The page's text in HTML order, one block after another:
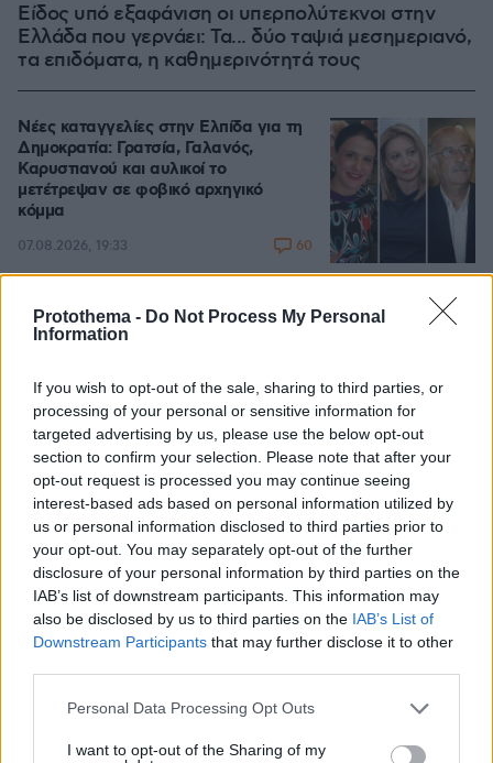
Protothema - Do Not Process My Personal
Information
If you wish to opt-out of the sale, sharing to third parties, or
processing of your personal or sensitive information for
targeted advertising by us, please use the below opt-out
section to confirm your selection. Please note that after your
opt-out request is processed you may continue seeing
interest-based ads based on personal information utilized by
us or personal information disclosed to third parties prior to
your opt-out. You may separately opt-out of the further
disclosure of your personal information by third parties on the
IAB’s list of downstream participants. This information may
also be disclosed by us to third parties on the IAB’s List of
Downstream Participants that may further disclose it to other
Please note that this website/app uses one or more Google
not limited to your visit or usage behaviour. You may click to
Personal Data Processing Opt Outs
I want to opt-out of the Sharing of my
Είδος υπό εξαφάνιση οι υπερπολύτεκνοι στην
Ελλάδα που γερνάει: Τα... δύο ταψιά μεσημεριανό,
τα επιδόματα, η καθημερινότητά τους
Νέες καταγγελίες στην Ελπίδα για τη
Δημοκρατία: Γρατσία, Γαλανός,
Καρυστιανού και αυλικοί το
μετέτρεψαν σε φοβικό αρχηγικό
κόμμα
07.08.2026, 19:33 60
100.00%
«Κάτι απέσπασε την προσοχή του
οδηγού»: Πραγματογνώμονας
δυστυχήματος στις Σέρρες
07.08.2026, 18:54 116
Φραντσέσκα Τόκα: Η Ιταλίδα «νύφη»
της Eurovision ποζάρει με μπικίνι και...
ολόγυμνη στην μπανιέρα της, δείτε
φωτογραφίες
07.08.2026, 20:57 25
«Άξιζε να θέσουμε σε κίνδυνο μια
οικογένεια λύκων, για να σώσουμε
έναν σκύλο; Όχι» λέει ο ερευνητής